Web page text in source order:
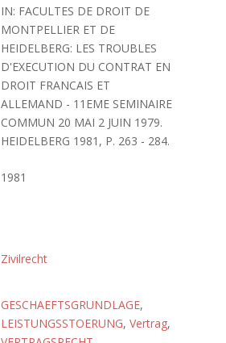
IN: FACULTES DE DROIT DE
MONTPELLIER ET DE
HEIDELBERG: LES TROUBLES
D'EXECUTION DU CONTRAT EN
DROIT FRANCAIS ET
ALLEMAND - 11EME SEMINAIRE
COMMUN 20 MAI 2 JUIN 1979.
HEIDELBERG 1981, P. 263 - 284.
1981
Zivilrecht
GESCHAEFTSGRUNDLAGE,
LEISTUNGSSTOERUNG, Vertrag,